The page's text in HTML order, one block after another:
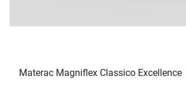
Materac Magniflex Classico Excellence